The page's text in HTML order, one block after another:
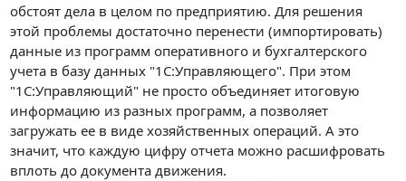
обстоят дела в целом по предприятию. Для решения
этой проблемы достаточно перенести (импортировать)
данные из программ оперативного и бухгалтерского
учета в базу данных "1C:Управляющего". При этом
"1С:Управляющий" не просто объединяет итоговую
информацию из разных программ, а позволяет
загружать ее в виде хозяйственных операций. А это
значит, что каждую цифру отчета можно расшифровать
вплоть до документа движения.